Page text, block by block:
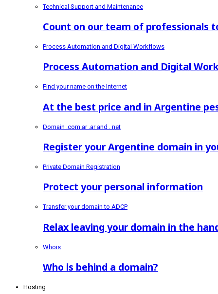
Technical Support and Maintenance
Count on our team of professionals
Process Automation and Digital Workflows
Process Automation and Digital
Find your name on the Internet
At the best price and in Argentine
Domain .com.ar .ar and . net
Register your Argentine domain in
Private Domain Registration
Protect your personal information
Transfer your domain to ADCP
Relax leaving your domain in the
Whois
Who is behind a domain?
Hosting